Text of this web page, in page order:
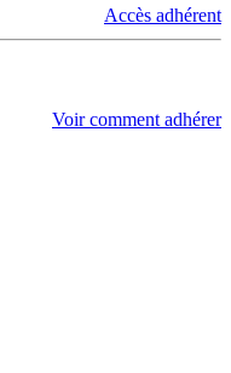
Accès adhérent
Voir comment adhérer